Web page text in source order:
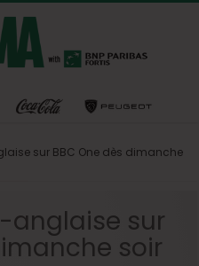
sur BBC One dès dimanche
anglaise sur
soir